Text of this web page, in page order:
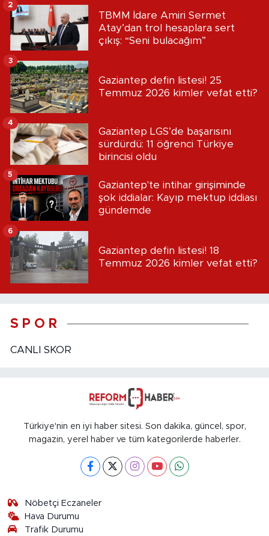
TBMM İdare Amiri Sermet
Atay’dan trol hesaplara sert
çıkış: “Seni bulacağım”
2
Gaziantep defin listesi! 25
Temmuz 2026 kimler vefat etti?
3
Gaziantep LGS’de başarısını
sürdürdü: 11 öğrenci Türkiye
birincisi oldu
4
Gaziantep'te intihar girişiminde
şok iddialar: Kayıp mektup iddiası
gündemde
5
Gaziantep defin listesi! 18
Temmuz 2026 kimler vefat etti?
6
S P O R
CANLI SKOR
Türkiye'nin en iyi haber sitesi. Son dakika, güncel, spor,
magazin, yerel haber ve tüm kategorilerde haberler.
Nöbetçi Eczaneler
Hava Durumu
Trafik Durumu